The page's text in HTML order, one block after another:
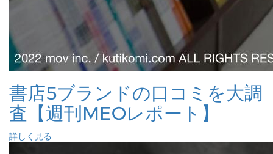
書店5ブランドの口コミを大調
査【週刊MEOレポート】
詳しく見る